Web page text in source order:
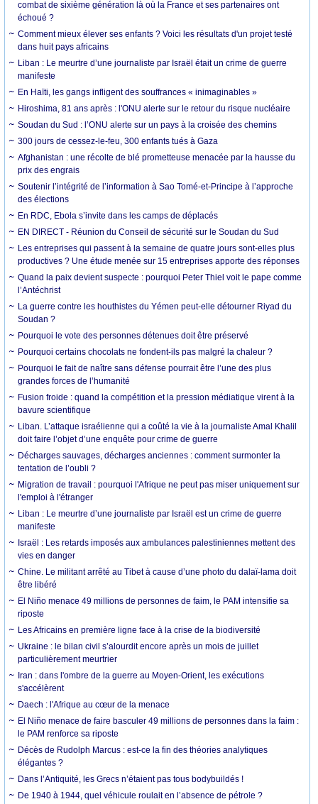
combat de sixième génération là où la France et ses partenaires ont
échoué ?
Comment mieux élever ses enfants ? Voici les résultats d'un projet testé
dans huit pays africains
Liban : Le meurtre d’une journaliste par Israël était un crime de guerre
manifeste
En Haïti, les gangs infligent des souffrances « inimaginables »
Hiroshima, 81 ans après : l'ONU alerte sur le retour du risque nucléaire
Soudan du Sud : l’ONU alerte sur un pays à la croisée des chemins
300 jours de cessez-le-feu, 300 enfants tués à Gaza
Afghanistan : une récolte de blé prometteuse menacée par la hausse du
prix des engrais
Soutenir l’intégrité de l’information à Sao Tomé-et-Principe à l’approche
des élections
En RDC, Ebola s’invite dans les camps de déplacés
EN DIRECT - Réunion du Conseil de sécurité sur le Soudan du Sud
Les entreprises qui passent à la semaine de quatre jours sont-elles plus
productives ? Une étude menée sur 15 entreprises apporte des réponses
Quand la paix devient suspecte : pourquoi Peter Thiel voit le pape comme
l’Antéchrist
La guerre contre les houthistes du Yémen peut-elle détourner Riyad du
Soudan ?
Pourquoi le vote des personnes détenues doit être préservé
Pourquoi certains chocolats ne fondent-ils pas malgré la chaleur ?
Pourquoi le fait de naître sans défense pourrait être l’une des plus
grandes forces de l’humanité
Fusion froide : quand la compétition et la pression médiatique virent à la
bavure scientifique
Liban. L’attaque israélienne qui a coûté la vie à la journaliste Amal Khalil
doit faire l’objet d’une enquête pour crime de guerre
Décharges sauvages, décharges anciennes : comment surmonter la
tentation de l’oubli ?
Migration de travail : pourquoi l'Afrique ne peut pas miser uniquement sur
l'emploi à l'étranger
Liban : Le meurtre d’une journaliste par Israël est un crime de guerre
manifeste
Israël : Les retards imposés aux ambulances palestiniennes mettent des
vies en danger
Chine. Le militant arrêté au Tibet à cause d’une photo du dalaï-lama doit
être libéré
El Niño menace 49 millions de personnes de faim, le PAM intensifie sa
riposte
Les Africains en première ligne face à la crise de la biodiversité
Ukraine : le bilan civil s’alourdit encore après un mois de juillet
particulièrement meurtrier
Iran : dans l'ombre de la guerre au Moyen-Orient, les exécutions
s'accélèrent
Daech : l'Afrique au cœur de la menace
El Niño menace de faire basculer 49 millions de personnes dans la faim :
le PAM renforce sa riposte
Décès de Rudolph Marcus : est-ce la fin des théories analytiques
élégantes ?
Dans l’Antiquité, les Grecs n’étaient pas tous bodybuildés !
De 1940 à 1944, quel véhicule roulait en l’absence de pétrole ?